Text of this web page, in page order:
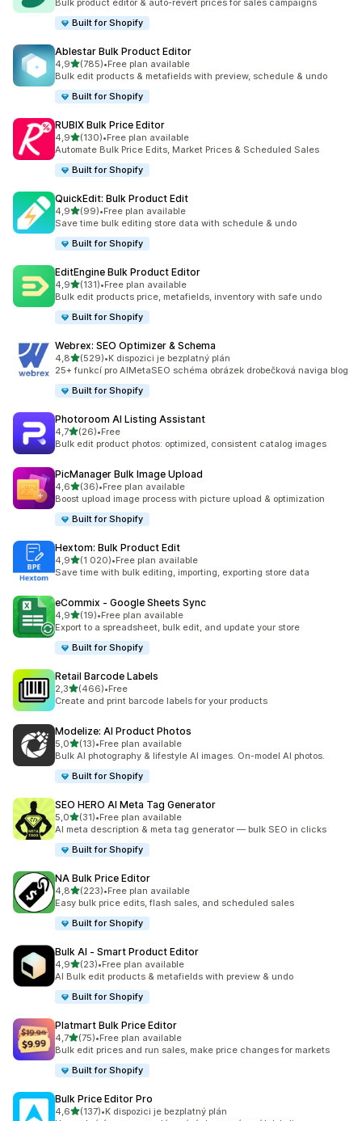
Bulk product editor & auto-revert prices for sales campaigns
Built for Shopify
Ablestar Bulk Product Editor
4,9z 5 hvězd
(785)
Celkový počet recenzí: 785
•Free plan available
Bulk edit products & metafields with preview, schedule & undo
Built for Shopify
RUBIX Bulk Price Editor
4,9z 5 hvězd
(130)
Celkový počet recenzí: 130
•Free plan available
Automate Bulk Price Edits, Market Prices & Scheduled Sales
Built for Shopify
QuickEdit: Bulk Product Edit
4,9z 5 hvězd
(99)
Celkový počet recenzí: 99
•Free plan available
Save time bulk editing store data with schedule & undo
Built for Shopify
EditEngine Bulk Product Editor
4,9z 5 hvězd
(131)
Celkový počet recenzí: 131
•Free plan available
Bulk edit products price, metafields, inventory with safe undo
Built for Shopify
Webrex: SEO Optimizer & Schema
4,8z 5 hvězd
(529)
Celkový počet recenzí: 529
•K dispozici je bezplatný plán
25+ funkcí pro AIMetaSEO schéma obrázek drobečková naviga blog
Built for Shopify
Photoroom AI Listing Assistant
4,7z 5 hvězd
(26)
Celkový počet recenzí: 26
•Free
Bulk edit product photos: optimized, consistent catalog images
PicManager Bulk Image Upload
4,6z 5 hvězd
(36)
Celkový počet recenzí: 36
•Free plan available
Boost upload image process with picture upload & optimization
Built for Shopify
Hextom: Bulk Product Edit
4,9z 5 hvězd
(1 020)
Celkový počet recenzí: 1020
•Free plan available
Save time with bulk editing, importing, exporting store data
eCommix ‑ Google Sheets Sync
4,9z 5 hvězd
(19)
Celkový počet recenzí: 19
•Free plan available
Export to a spreadsheet, bulk edit, and update your store
Built for Shopify
Retail Barcode Labels
2,3z 5 hvězd
(466)
Celkový počet recenzí: 466
•Free
Create and print barcode labels for your products
Modelize: AI Product Photos
5,0z 5 hvězd
(13)
Celkový počet recenzí: 13
•Free plan available
Bulk AI photography & lifestyle AI images. On-model AI photos.
Built for Shopify
SEO HERO AI Meta Tag Generator
5,0z 5 hvězd
(31)
Celkový počet recenzí: 31
•Free plan available
AI meta description & meta tag generator — bulk SEO in clicks
Built for Shopify
NA Bulk Price Editor
4,8z 5 hvězd
(223)
Celkový počet recenzí: 223
•Free plan available
Easy bulk price edits, flash sales, and scheduled sales
Built for Shopify
Bulk AI ‑ Smart Product Editor
4,9z 5 hvězd
(23)
Celkový počet recenzí: 23
•Free plan available
AI Bulk edit products & metafields with preview & undo
Built for Shopify
Platmart Bulk Price Editor
4,7z 5 hvězd
(75)
Celkový počet recenzí: 75
•Free plan available
Bulk edit prices and run sales, make price changes for markets
Built for Shopify
Bulk Price Editor Pro
4,6z 5 hvězd
(137)
Celkový počet recenzí: 137
•K dispozici je bezplatný plán